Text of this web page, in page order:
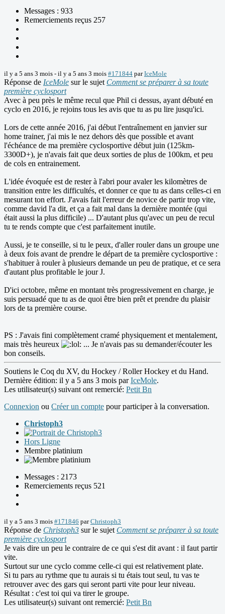
Messages : 933
Remerciements reçus 257
il y a 5 ans 3 mois - il y a 5 ans 3 mois #171844 parIceMole
Réponse de IceMole sur le sujet Comment se préparer à sa toute
première cyclosport
Avec à peu près le même recul que Phil ci dessus, ayant débuté en
cyclo en 2016, je rejoins tous les avis que tu as pu lire jusqu'ici.
Lors de cette année 2016, j'ai début l'entraînement en janvier sur
home trainer, j'ai mis le nez dehors dès que possible et avant
l'échéance de ma première cyclosportive début juin (125km-
3300D+), je n'avais fait que deux sorties de plus de 100km, et peu
de cols en entrainement.
L'idée évoquée est de rester à l'abri pour avaler les kilomètres de
transition entre les difficultés, et donner ce que tu as dans celles-ci en
mesurant ton effort. J'avais fait l'erreur de novice de partir trop vite,
comme david l'a dit, et ça a fait mal dans la dernière montée (qui
était aussi la plus difficile) ... D'autant plus qu'avec un peu de recul
tu te rends compte que c'est parfaitement inutile.
Aussi, je te conseille, si tu le peux, d'aller rouler dans un groupe une
à deux fois avant de prendre le départ de ta première cyclosportive :
s'habituer à rouler à plusieurs demande un peu de pratique, et ce sera
d'autant plus profitable le jour J.
D'ici octobre, même en montant très progressivement en charge, je
suis persuadé que tu as de quoi être bien prêt et prendre du plaisir
lors de ta première course.
PS : J'avais fini complètement cramé physiquement et mentalement,
mais très heureux
... Je n'avais pas su demander/écouter les
bon conseils.
Soutiens le Coq du XV, du Hockey / Roller Hockey et du Hand.
Dernière édition: il y a 5 ans 3 mois parIceMole.
Les utilisateur(s) suivant ont remercié: Petit Bn
Connexion ou Créer un compte pour participer à la conversation.
Christoph3
Hors Ligne
Membre platinium
Messages : 2173
Remerciements reçus 521
il y a 5 ans 3 mois #171846 parChristoph3
Réponse de Christoph3 sur le sujet Comment se préparer à sa toute
première cyclosport
Je vais dire un peu le contraire de ce qui s'est dit avant : il faut partir
vite.
Surtout sur une cyclo comme celle-ci qui est relativement plate.
Si tu pars au rythme que tu aurais si tu étais tout seul, tu vas te
retrouver avec des gars qui seront parti vite pour leur niveau.
Résultat : c'est toi qui va tirer le groupe.
Les utilisateur(s) suivant ont remercié: Petit Bn